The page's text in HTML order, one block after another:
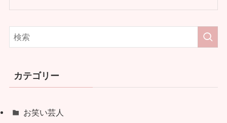
カテゴリー
お笑い芸人